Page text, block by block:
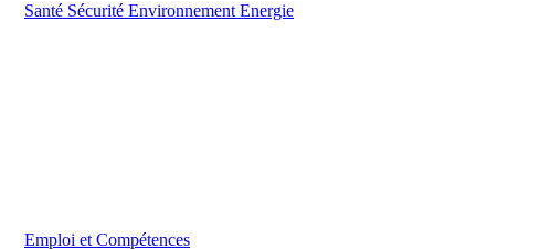
Santé Sécurité Environnement Energie
Emploi et Compétences